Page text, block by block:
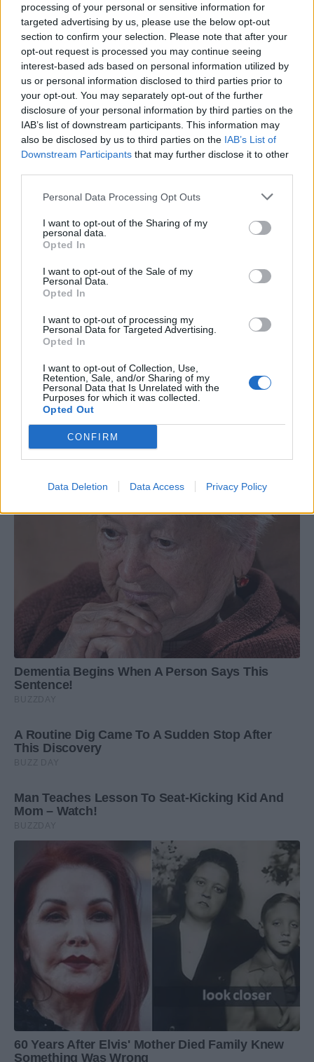
processing of your personal or sensitive information for
targeted advertising by us, please use the below opt-out
section to confirm your selection. Please note that after your
opt-out request is processed you may continue seeing
interest-based ads based on personal information utilized by
us or personal information disclosed to third parties prior to
your opt-out. You may separately opt-out of the further
disclosure of your personal information by third parties on the
IAB’s list of downstream participants. This information may
also be disclosed by us to third parties on the IAB’s List of
Downstream Participants that may further disclose it to other
Personal Data Processing Opt Outs
I want to opt-out of the Sharing of my
personal data.
Opted In
I want to opt-out of the Sale of my
Personal Data.
Opted In
I want to opt-out of processing my
Personal Data for Targeted Advertising.
Opted In
I want to opt-out of Collection, Use,
Retention, Sale, and/or Sharing of my
Personal Data that Is Unrelated with the
Purposes for which it was collected.
Opted Out
CONFIRM
Data Deletion Data Access Privacy Policy